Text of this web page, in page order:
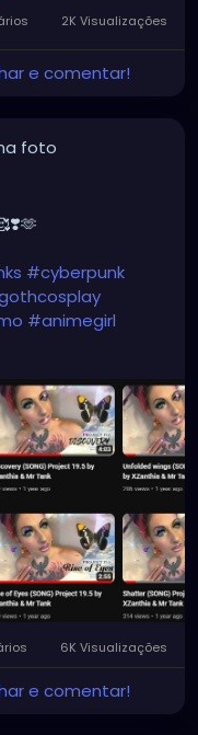
2K Visualizações
e comentar!
foto
#cyberpunk
#animegirl
6K Visualizações
e comentar!